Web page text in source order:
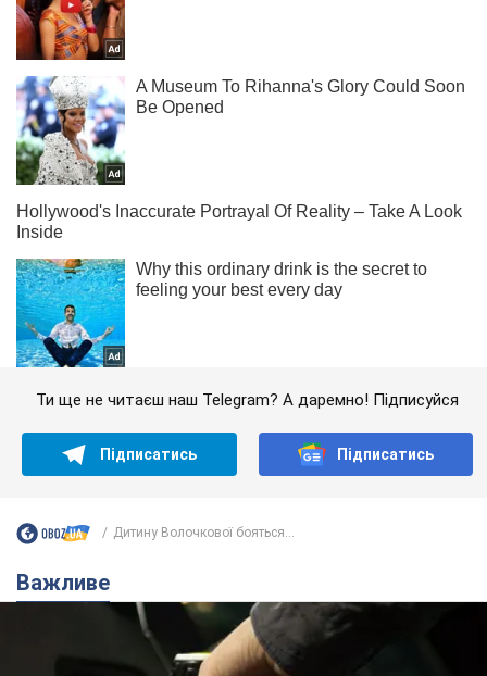
Ти ще не читаєш наш Telegram? А даремно! Підписуйся
Підписатись Підписатись
Дитину Волочкової бояться...
Важливе